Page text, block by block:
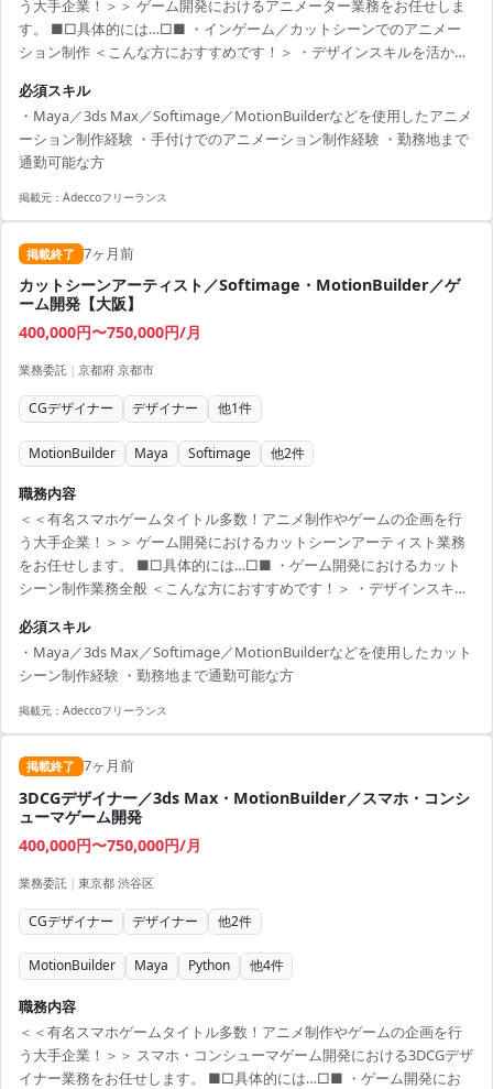
う大手企業！＞＞ ゲーム開発におけるアニメーター業務をお任せしま
す。 ■□具体的には…□■ ・インゲーム／カットシーンでのアニメー
ション制作 ＜こんな方におすすめです！＞ ・デザインスキルを活かし
必須スキル
・Maya／3ds Max／Softimage／MotionBuilderなどを使用したアニメ
ーション制作経験 ・手付けでのアニメーション制作経験 ・勤務地まで
通勤可能な方
掲載元： Adeccoフリーランス
掲載終了 7ヶ月前
カットシーンアーティスト／Softimage・MotionBuilder／ゲ
ーム開発【大阪】
400,000円〜750,000円/月
業務委託 | 京都府 京都市
CGデザイナー デザイナー 他1件
MotionBuilder Maya Softimage 他2件
職務内容
＜＜有名スマホゲームタイトル多数！アニメ制作やゲームの企画を行
う大手企業！＞＞ ゲーム開発におけるカットシーンアーティスト業務
をお任せします。 ■□具体的には…□■ ・ゲーム開発におけるカット
シーン制作業務全般 ＜こんな方におすすめです！＞ ・デザインスキル
必須スキル
・Maya／3ds Max／Softimage／MotionBuilderなどを使用したカット
シーン制作経験 ・勤務地まで通勤可能な方
掲載元： Adeccoフリーランス
掲載終了 7ヶ月前
3DCGデザイナー／3ds Max・MotionBuilder／スマホ・コンシ
ューマゲーム開発
400,000円〜750,000円/月
業務委託 | 東京都 渋谷区
CGデザイナー デザイナー 他2件
MotionBuilder Maya Python 他4件
職務内容
＜＜有名スマホゲームタイトル多数！アニメ制作やゲームの企画を行
う大手企業！＞＞ スマホ・コンシューマゲーム開発における3DCGデザ
イナー業務をお任せします。 ■□具体的には…□■ ・ゲーム開発にお